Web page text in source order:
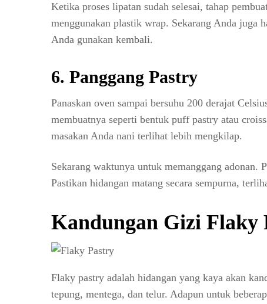
Ketika proses lipatan sudah selesai, tahap
menggunakan plastik wrap. Sekarang Anda juga
Anda gunakan kembali.
6. Panggang Pastry
Panaskan oven sampai bersuhu 200 derajat
membuatnya seperti bentuk puff pastry atau
masakan Anda nani terlihat lebih mengkilap.
Sekarang waktunya untuk memanggang adonan.
Pastikan hidangan matang secara sempurna,
Kandungan Gizi Flaky
Flaky pastry adalah hidangan yang kaya akan
tepung, mentega, dan telur. Adapun untuk